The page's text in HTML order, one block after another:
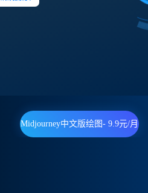
Midjourney中文版绘图- 9.9元/月